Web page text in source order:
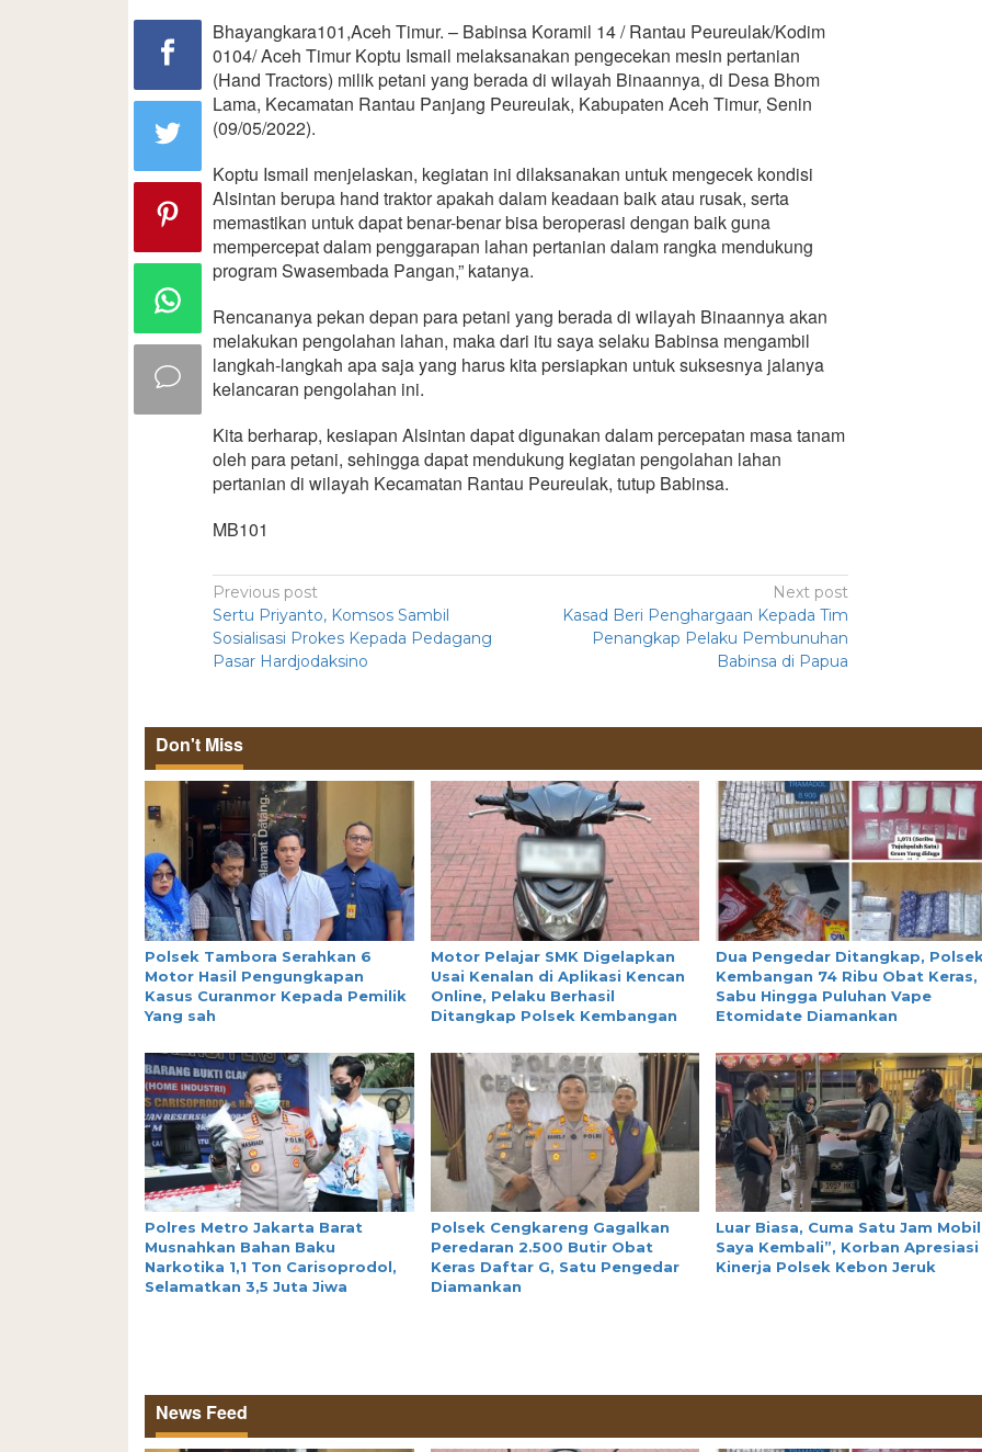
Bhayangkara101,Aceh Timur. – Babinsa Koramil 14 / Rantau Peureulak/Kodim
0104/ Aceh Timur Koptu Ismail melaksanakan pengecekan mesin pertanian
(Hand Tractors) milik petani yang berada di wilayah Binaannya, di Desa Bhom
Lama, Kecamatan Rantau Panjang Peureulak, Kabupaten Aceh Timur, Senin
(09/05/2022).
Koptu Ismail menjelaskan, kegiatan ini dilaksanakan untuk mengecek kondisi
Alsintan berupa hand traktor apakah dalam keadaan baik atau rusak, serta
memastikan untuk dapat benar-benar bisa beroperasi dengan baik guna
mempercepat dalam penggarapan lahan pertanian dalam rangka mendukung
program Swasembada Pangan,” katanya.
Rencananya pekan depan para petani yang berada di wilayah Binaannya akan
melakukan pengolahan lahan, maka dari itu saya selaku Babinsa mengambil
langkah-langkah apa saja yang harus kita persiapkan untuk suksesnya jalanya
kelancaran pengolahan ini.
Kita berharap, kesiapan Alsintan dapat digunakan dalam percepatan masa tanam
oleh para petani, sehingga dapat mendukung kegiatan pengolahan lahan
pertanian di wilayah Kecamatan Rantau Peureulak, tutup Babinsa.
MB101
Previous post
Sertu Priyanto, Komsos Sambil
Sosialisasi Prokes Kepada Pedagang
Pasar Hardjodaksino
Next post
Kasad Beri Penghargaan Kepada Tim
Penangkap Pelaku Pembunuhan
Babinsa di Papua
Don't Miss
Polsek Tambora Serahkan 6
Motor Hasil Pengungkapan
Kasus Curanmor Kepada Pemilik
Yang sah
Motor Pelajar SMK Digelapkan
Usai Kenalan di Aplikasi Kencan
Online, Pelaku Berhasil
Ditangkap Polsek Kembangan
Dua Pengedar Ditangkap, Polsek
Kembangan 74 Ribu Obat Keras,
Sabu Hingga Puluhan Vape
Etomidate Diamankan
Polres Metro Jakarta Barat
Musnahkan Bahan Baku
Narkotika 1,1 Ton Carisoprodol,
Selamatkan 3,5 Juta Jiwa
Polsek Cengkareng Gagalkan
Peredaran 2.500 Butir Obat
Keras Daftar G, Satu Pengedar
Diamankan
Luar Biasa, Cuma Satu Jam Mobil
Saya Kembali”, Korban Apresiasi
Kinerja Polsek Kebon Jeruk
News Feed